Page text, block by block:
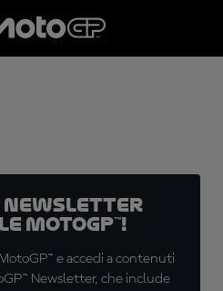
newsletter
MotoGP™!
e accedi a contenuti
Newsletter, che include